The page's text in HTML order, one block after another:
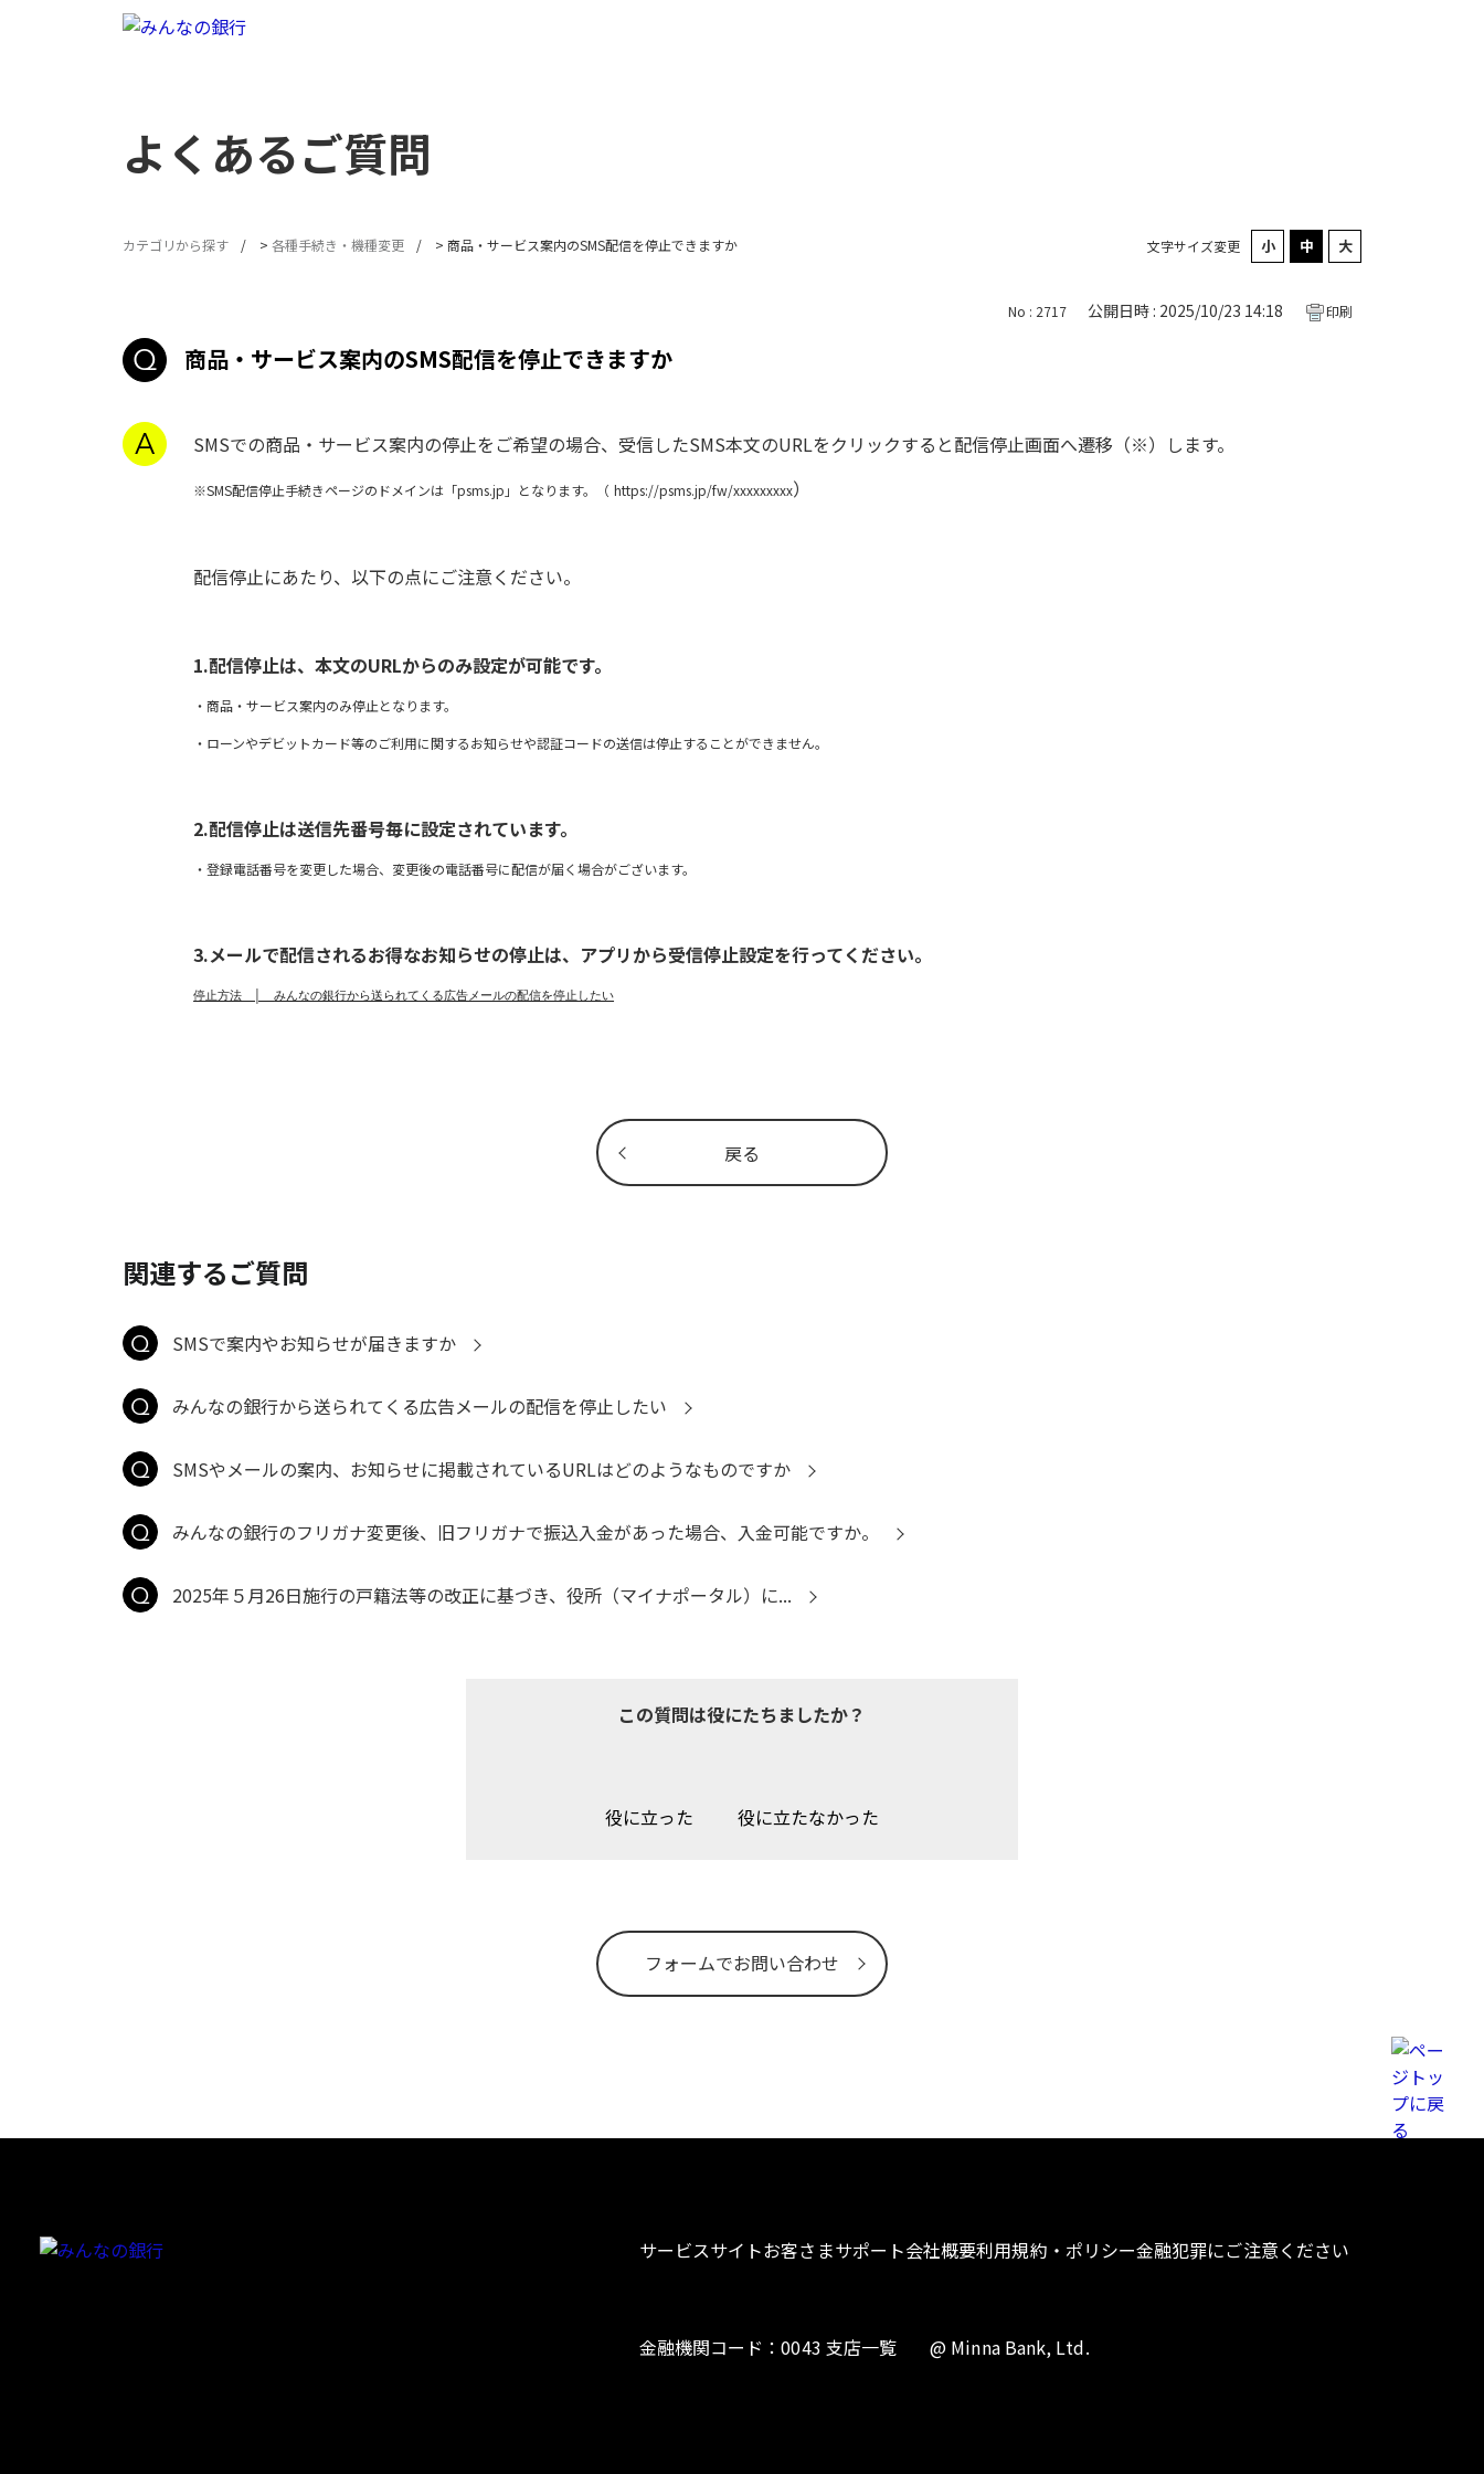
よくあるご質問
文字サイズ変更
カテゴリから探す > 各種手続き・機種変更 > 商品・サービス案内のSMS配信を停止できますか
戻る
No : 2717 公開日時 : 2025/10/23 14:18 印刷
商品・サービス案内のSMS配信を停止できますか
SMSでの商品・サービス案内の停止をご希望の場合、受信したSMS本文のURLをクリックすると配信停止画面へ遷移（※）します。
※SMS配信停止手続きページのドメインは「psms.jp」となります。（ https://psms.jp/fw/xxxxxxxxx）
配信停止にあたり、以下の点にご注意ください。
1.配信停止は、本文のURLからのみ設定が可能です。
・商品・サービス案内のみ停止となります。
・ローンやデビットカード等のご利用に関するお知らせや認証コードの送信は停止することができません。
2.配信停止は送信先番号毎に設定されています。
・登録電話番号を変更した場合、変更後の電話番号に配信が届く場合がございます。
3.メールで配信されるお得なお知らせの停止は、アプリから受信停止設定を行ってください。
停止方法 │みんなの銀行から送られてくる広告メールの配信を停止したい
関連するご質問
SMSで案内やお知らせが届きますか
みんなの銀行から送られてくる広告メールの配信を停止したい
SMSやメールの案内、お知らせに掲載されているURLはどのようなものですか
みんなの銀行のフリガナ変更後、旧フリガナで振込入金があった場合、入金可能ですか。
2025年５月26日施行の戸籍法等の改正に基づき、役所（マイナポータル）に...
この質問は役にたちましたか？
役に立った 役に立たなかった
フォームでお問い合わせ
サービスサイトお客さまサポート会社概要利用規約・ポリシー金融犯罪にご注意ください
金融機関コード：0043 支店一覧 @ Minna Bank, Ltd.